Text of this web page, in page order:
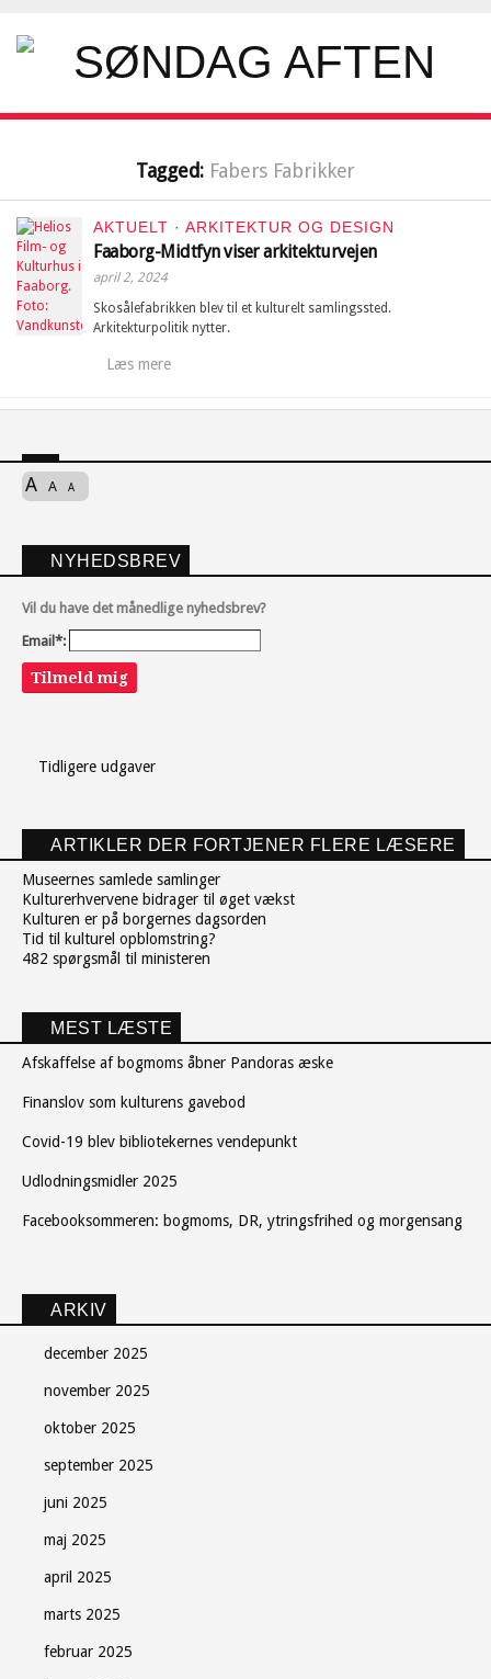
Tagged: Fabers Fabrikker
AKTUELT · ARKITEKTUR OG DESIGN
Faaborg-Midtfyn viser arkitekturvejen
april 2, 2024
Skosålefabrikken blev til et kulturelt samlingssted.
Arkitekturpolitik nytter.
Læs mere
A A A
NYHEDSBREV
Vil du have det månedlige nyhedsbrev?
Email*:
Tilmeld mig
Tidligere udgaver
ARTIKLER DER FORTJENER FLERE LÆSERE
Museernes samlede samlinger
Kulturerhvervene bidrager til øget vækst
Kulturen er på borgernes dagsorden
Tid til kulturel opblomstring?
482 spørgsmål til ministeren
MEST LÆSTE
Afskaffelse af bogmoms åbner Pandoras æske
Finanslov som kulturens gavebod
Covid-19 blev bibliotekernes vendepunkt
Udlodningsmidler 2025
Facebooksommeren: bogmoms, DR, ytringsfrihed og morgensang
ARKIV
december 2025
november 2025
oktober 2025
september 2025
juni 2025
maj 2025
april 2025
marts 2025
februar 2025